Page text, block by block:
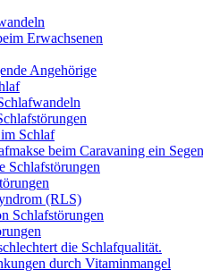
Erwachsenen
Angehörige
Schlaf
beim Caravaning ein
Schlafstörungen
(RLS)
Schlafstörungen
die Schlafqualität.
durch Vitaminmangel